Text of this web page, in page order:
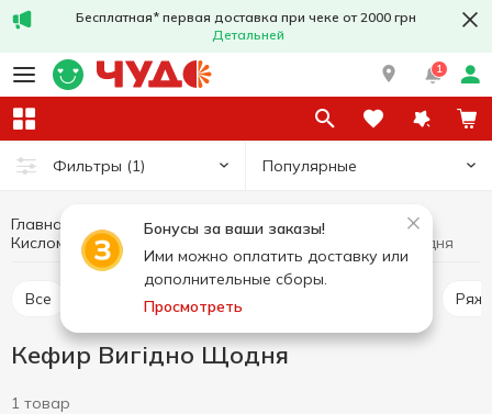
Бесплатная* первая доставка при чеке от 2000 грн
Детальней
1
Фильтры (1) Популярные
Бонусы за ваши заказы!
Ими можно оплатить доставку или
дополнительные сборы.
Просмотреть
Главная
Яйца и молочные продукты
Кисломолочные напитки
Кефир Вигідно Щодня
Все
Кефир Вигідно Щодня
1 товар